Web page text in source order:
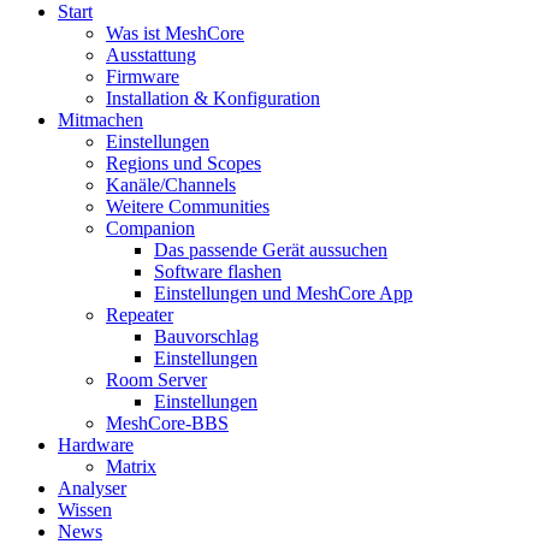
Start
Was ist MeshCore
Ausstattung
Firmware
Installation & Konfiguration
Mitmachen
Einstellungen
Regions und Scopes
Kanäle/Channels
Weitere Communities
Companion
Das passende Gerät aussuchen
Software flashen
Einstellungen und MeshCore App
Repeater
Bauvorschlag
Einstellungen
Room Server
Einstellungen
MeshCore-BBS
Hardware
Matrix
Analyser
Wissen
News